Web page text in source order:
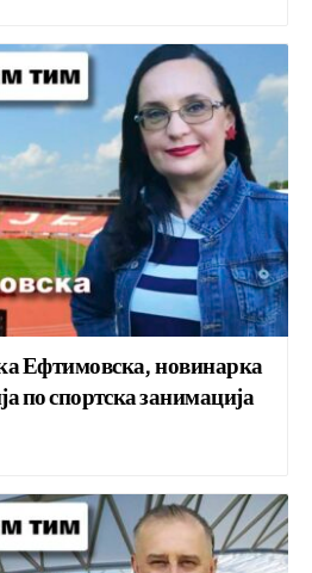
Ефтимовска, новинарка
по спортска занимација